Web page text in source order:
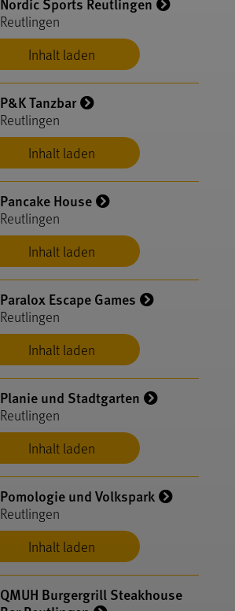
Inhalt laden
Reutlingen
Inhalt laden
P&K Tanzbar
Reutlingen
Inhalt laden
Pancake House
Reutlingen
Inhalt laden
Paralox Escape Games
Reutlingen
Inhalt laden
Planie und Stadtgarten
Reutlingen
Inhalt laden
Pomologie und Volkspark
Reutlingen
QMUH Burgergrill Steakhouse